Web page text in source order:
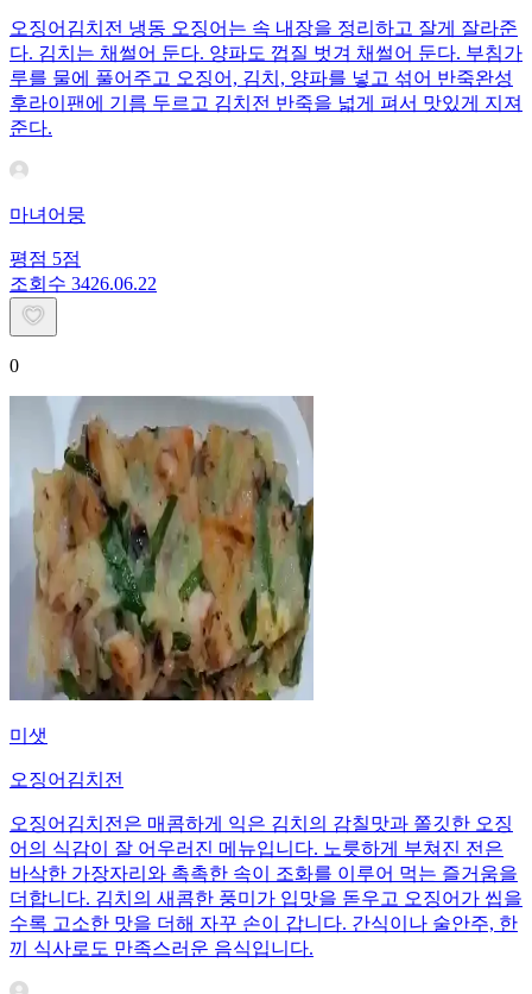
오징어김치전 냉동 오징어는 속 내장을 정리하고 잘게 잘라준
다. 김치는 채썰어 둔다. 양파도 껍질 벗겨 채썰어 둔다. 부침가
루를 물에 풀어주고 오징어, 김치, 양파를 넣고 섞어 반죽완성
후라이팬에 기름 두르고 김치전 반죽을 넓게 펴서 맛있게 지져
준다.
마녀어뭉
평점 5점
조회수 3426.06.22
0
미샛
오징어김치전
오징어김치전은 매콤하게 익은 김치의 감칠맛과 쫄깃한 오징
어의 식감이 잘 어우러진 메뉴입니다. 노릇하게 부쳐진 전은
바삭한 가장자리와 촉촉한 속이 조화를 이루어 먹는 즐거움을
더합니다. 김치의 새콤한 풍미가 입맛을 돋우고 오징어가 씹을
수록 고소한 맛을 더해 자꾸 손이 갑니다. 간식이나 술안주, 한
끼 식사로도 만족스러운 음식입니다.